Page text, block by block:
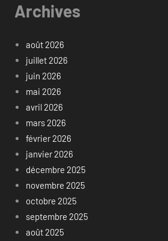
Archives
août 2026
juillet 2026
juin 2026
mai 2026
avril 2026
mars 2026
février 2026
janvier 2026
décembre 2025
novembre 2025
octobre 2025
septembre 2025
août 2025